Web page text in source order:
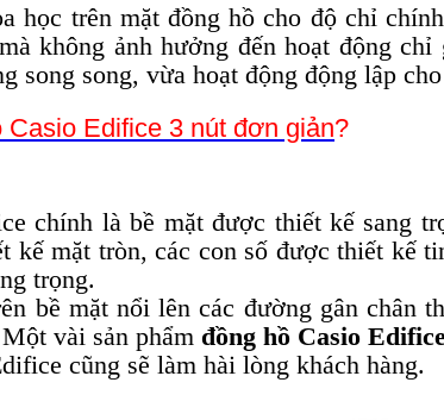
học trên mặt đồng hồ cho độ chỉ
không ảnh hưởng đến hoạt động
song song, vừa hoạt động động lập
Casio Edifice 3 nút đơn giản?
chính là bề mặt được thiết kế sang
kế mặt tròn, các con số được thiết kế
trọng.
bề mặt nổi lên các đường gân chân
vài sản phẩm đồng hồ Casio
cũng sẽ làm hài lòng khách hàng.